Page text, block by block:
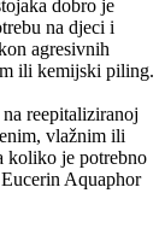
dobro je
na djeci i
agresivnih
ili kemijski piling.
reepitaliziranoj
vlažnim ili
koliko je potrebno
Aquaphor